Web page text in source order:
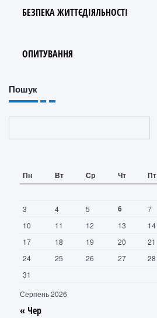
БЕЗПЕКА ЖИТТЄДІЯЛЬНОСТІ
ОПИТУВАННЯ
Пошук
Серпень 2026
Пн Вт Ср Чт Пт
3
4 5 6 7
10
11 12 13 14
17
18 19 20 21
24
25 26 27 28
31
« Чер